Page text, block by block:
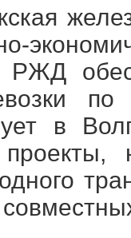
РЖД
в